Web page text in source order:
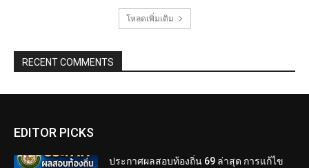
โหลดเพิ่มเติม
RECENT COMMENTS
EDITOR PICKS
ประกาศผลสอบท้องถิ่น 69 ล่าสุด การแก้ไข